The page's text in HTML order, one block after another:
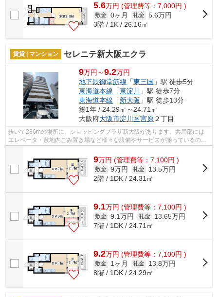
5.6万円 (管理費等：7,000円 )
敷金 0ヶ月 礼金 5.6万円
3階 / 1K / 26.16㎡
賃貸 | マンション セレニテ新大阪エクラ
9万円～9.2万円
地下鉄御堂筋線 「東三国 」駅 徒歩5分
東海道本線 「東淀川
」駅 徒歩7分
東海道本線 「新大阪 」駅 徒歩13分
築1年 / 24.29㎡～24.71㎡
大阪府大阪市淀川区宮原２丁目
歩いて236mの場所に、ショッピングプラザ新大阪があります。共用部には
エレベータ・敷地内ごみ置き場など様々な設備やサービスが揃っているので
便利です。外観タイル張りの物件が好評...
9万円 (管理費等：7,100円 )
敷金 9万円 礼金
13.5万円
2階 / 1DK / 24.31㎡
9.1万円 (管理費等：7,100円 )
敷金 9.1万円 礼金
13.65万円
7階 / 1DK / 24.71㎡
9.2万円 (管理費等：7,100円 )
敷金 1ヶ月 礼金
13.8万円
8階 / 1DK / 24.29㎡